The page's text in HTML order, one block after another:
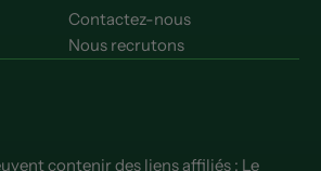
Contactez-nous
Nous recrutons
contenir des liens affiliés : Le